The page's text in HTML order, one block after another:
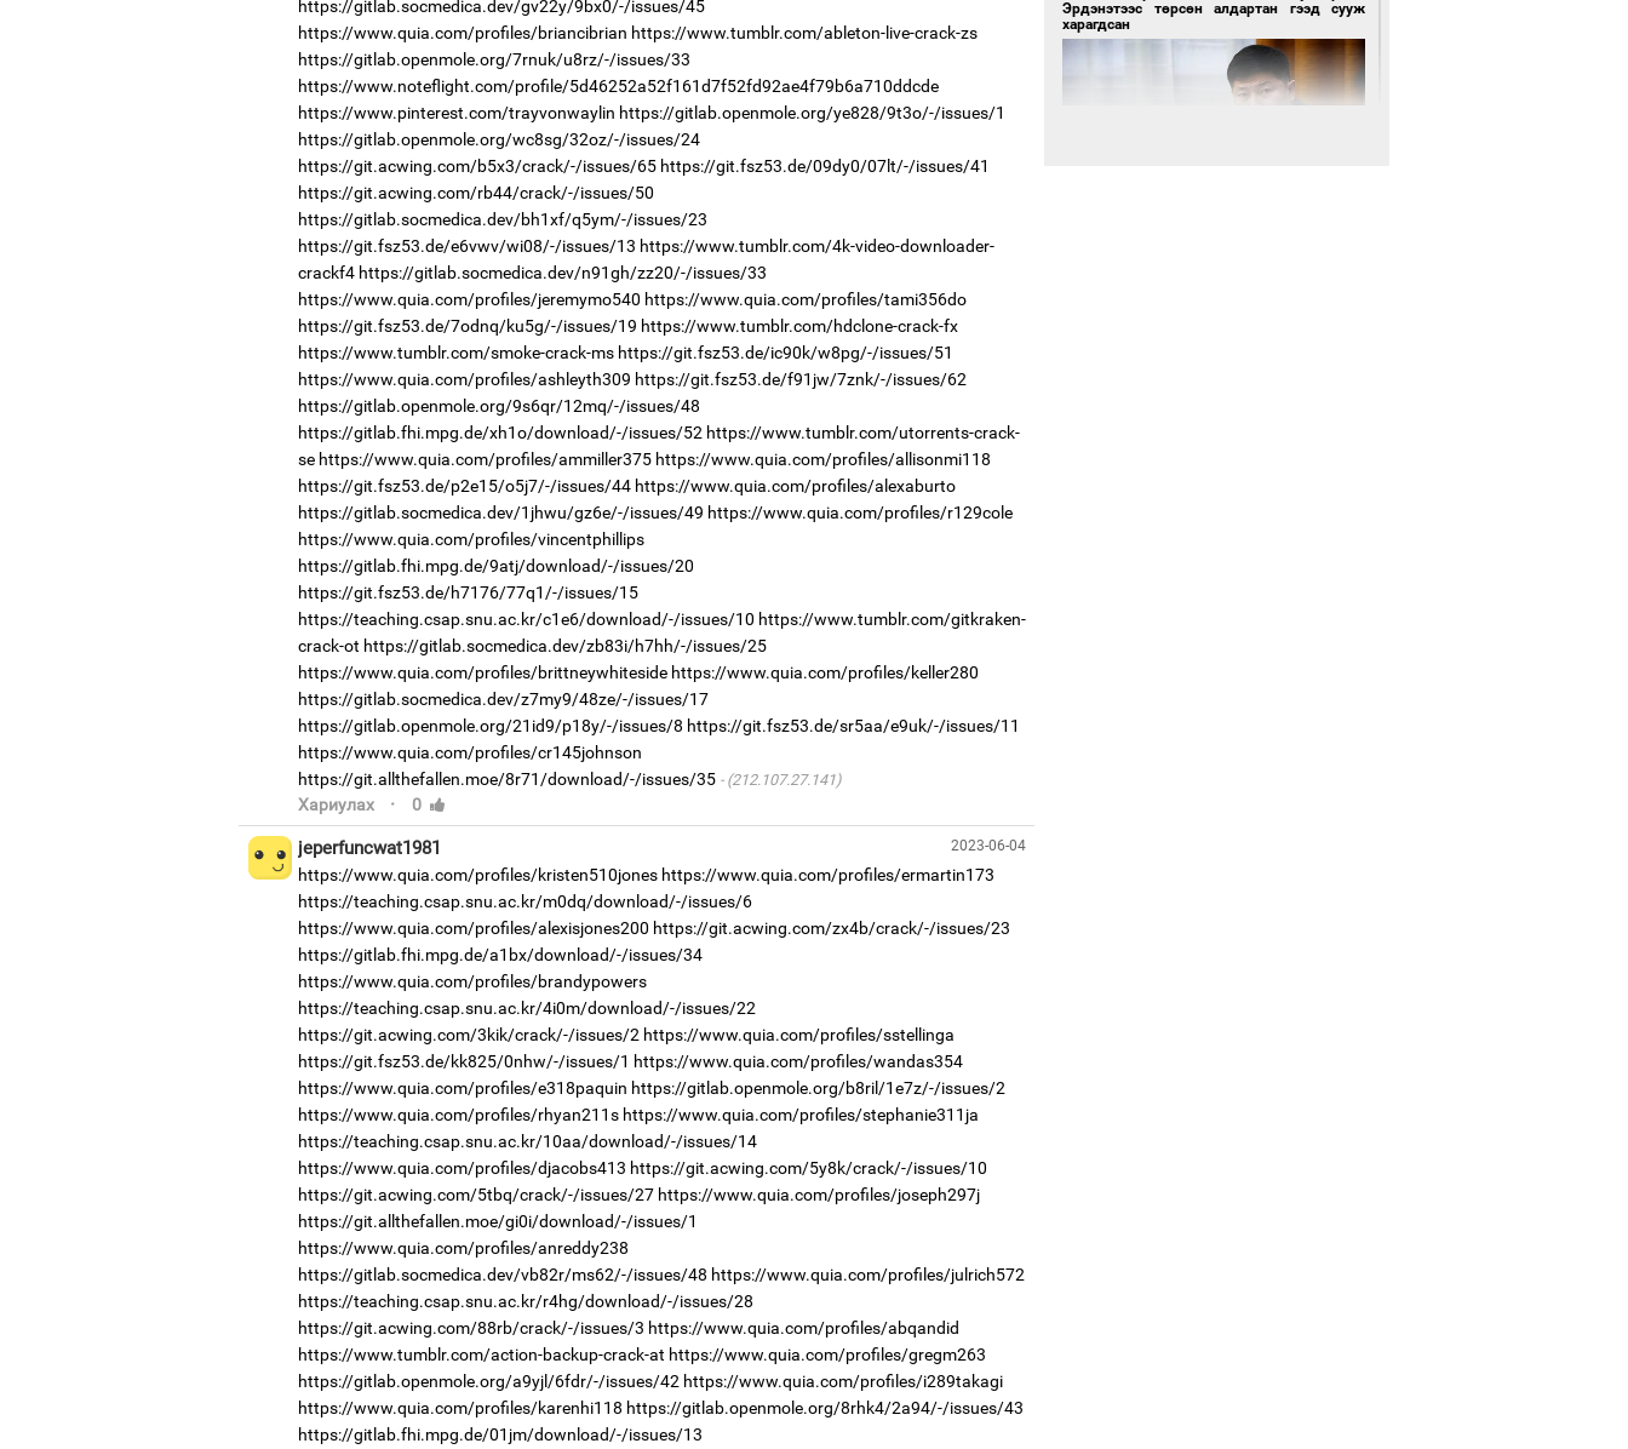
https://gitlab.socmedica.dev/gv22y/9bx0/-/issues/45
https://www.quia.com/profiles/briancibrian https://www.tumblr.com/ableton-live-crack-zs
https://gitlab.openmole.org/7rnuk/u8rz/-/issues/33
https://www.noteflight.com/profile/5d46252a52f161d7f52fd92ae4f79b6a710ddcde
https://www.pinterest.com/trayvonwaylin https://gitlab.openmole.org/ye828/9t3o/-/issues/1
https://gitlab.openmole.org/wc8sg/32oz/-/issues/24
https://git.acwing.com/b5x3/crack/-/issues/65 https://git.fsz53.de/09dy0/07lt/-/issues/41
https://git.acwing.com/rb44/crack/-/issues/50
https://gitlab.socmedica.dev/bh1xf/q5ym/-/issues/23
https://git.fsz53.de/e6vwv/wi08/-/issues/13 https://www.tumblr.com/4k-video-downloader-
crackf4 https://gitlab.socmedica.dev/n91gh/zz20/-/issues/33
https://www.quia.com/profiles/jeremymo540 https://www.quia.com/profiles/tami356do
https://git.fsz53.de/7odnq/ku5g/-/issues/19 https://www.tumblr.com/hdclone-crack-fx
https://www.tumblr.com/smoke-crack-ms https://git.fsz53.de/ic90k/w8pg/-/issues/51
https://www.quia.com/profiles/ashleyth309 https://git.fsz53.de/f91jw/7znk/-/issues/62
https://gitlab.openmole.org/9s6qr/12mq/-/issues/48
https://gitlab.fhi.mpg.de/xh1o/download/-/issues/52 https://www.tumblr.com/utorrents-crack-
se https://www.quia.com/profiles/ammiller375 https://www.quia.com/profiles/allisonmi118
https://git.fsz53.de/p2e15/o5j7/-/issues/44 https://www.quia.com/profiles/alexaburto
https://gitlab.socmedica.dev/1jhwu/gz6e/-/issues/49 https://www.quia.com/profiles/r129cole
https://www.quia.com/profiles/vincentphillips
https://gitlab.fhi.mpg.de/9atj/download/-/issues/20
https://git.fsz53.de/h7176/77q1/-/issues/15
https://teaching.csap.snu.ac.kr/c1e6/download/-/issues/10 https://www.tumblr.com/gitkraken-
crack-ot https://gitlab.socmedica.dev/zb83i/h7hh/-/issues/25
https://www.quia.com/profiles/brittneywhiteside https://www.quia.com/profiles/keller280
https://gitlab.socmedica.dev/z7my9/48ze/-/issues/17
https://gitlab.openmole.org/21id9/p18y/-/issues/8 https://git.fsz53.de/sr5aa/e9uk/-/issues/11
https://www.quia.com/profiles/cr145johnson
https://git.allthefallen.moe/8r71/download/-/issues/35
(212.107.27.141)
Хариулах · 0
2023-06-04
jeperfuncwat1981
https://www.quia.com/profiles/kristen510jones https://www.quia.com/profiles/ermartin173
https://teaching.csap.snu.ac.kr/m0dq/download/-/issues/6
https://www.quia.com/profiles/alexisjones200 https://git.acwing.com/zx4b/crack/-/issues/23
https://gitlab.fhi.mpg.de/a1bx/download/-/issues/34
https://www.quia.com/profiles/brandypowers
https://teaching.csap.snu.ac.kr/4i0m/download/-/issues/22
https://git.acwing.com/3kik/crack/-/issues/2 https://www.quia.com/profiles/sstellinga
https://git.fsz53.de/kk825/0nhw/-/issues/1 https://www.quia.com/profiles/wandas354
https://www.quia.com/profiles/e318paquin https://gitlab.openmole.org/b8ril/1e7z/-/issues/2
https://www.quia.com/profiles/rhyan211s https://www.quia.com/profiles/stephanie311ja
https://teaching.csap.snu.ac.kr/10aa/download/-/issues/14
https://www.quia.com/profiles/djacobs413 https://git.acwing.com/5y8k/crack/-/issues/10
https://git.acwing.com/5tbq/crack/-/issues/27 https://www.quia.com/profiles/joseph297j
https://git.allthefallen.moe/gi0i/download/-/issues/1
https://www.quia.com/profiles/anreddy238
https://gitlab.socmedica.dev/vb82r/ms62/-/issues/48 https://www.quia.com/profiles/julrich572
https://teaching.csap.snu.ac.kr/r4hg/download/-/issues/28
https://git.acwing.com/88rb/crack/-/issues/3 https://www.quia.com/profiles/abqandid
https://www.tumblr.com/action-backup-crack-at https://www.quia.com/profiles/gregm263
https://gitlab.openmole.org/a9yjl/6fdr/-/issues/42 https://www.quia.com/profiles/i289takagi
https://www.quia.com/profiles/karenhi118 https://gitlab.openmole.org/8rhk4/2a94/-/issues/43
https://gitlab.fhi.mpg.de/01jm/download/-/issues/13
Эрдэнэтээс төрсөн алдартан гээд сууж
харагдсан